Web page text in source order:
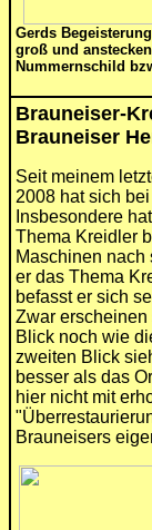
Gerds
groß und
Nummernschild
Brauneiser-
Brauneiser
Seit meinem
2008 hat sich
Insbesondere
Thema Kreidler
Maschinen nach
er das Thema
befasst er sich
Zwar
Blick noch wie
zweiten Blick
besser als das
hier nicht mit
Brauneisers